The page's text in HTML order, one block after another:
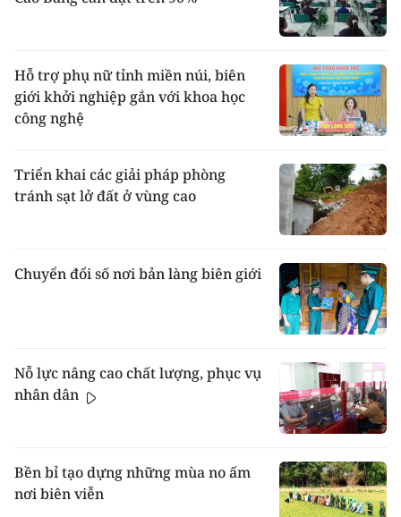
Hỗ trợ phụ nữ tỉnh miền núi, biên
giới khởi nghiệp gắn với khoa học
công nghệ
Triển khai các giải pháp phòng
tránh sạt lở đất ở vùng cao
Chuyển đổi số nơi bản làng biên giới
Nỗ lực nâng cao chất lượng, phục vụ
nhân dân
Bền bỉ tạo dựng những mùa no ấm
nơi biên viễn